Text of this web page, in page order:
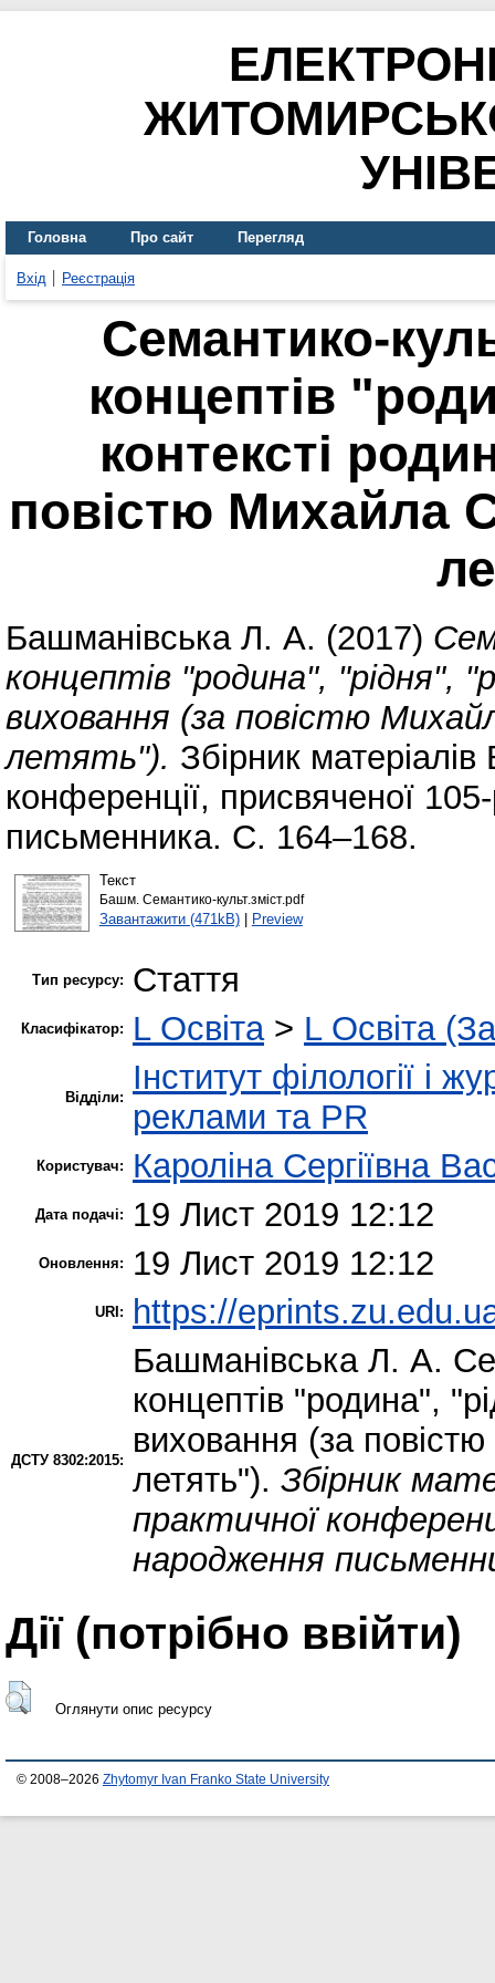
Головна Про сайт Перегляд
Вхід Реєстрація
Семантико-
концептів
контексті
повістю Михайла
Башманівська Л. А. (2017)
концептів "родина", "рідня",
виховання (за повістю
летять"). Збірник
конференції, присвяченої
письменника. С. 164–168.
Текст
Башм. Семантико-культ.зміст.pdf
Завантажити (471kB)| Preview
Тип ресурсу: Стаття
Класифікатор: L Освіта> L Освіта
Відділи:
Інститут філології і
реклами та PR
Користувач: Кароліна Сергіївна
Дата подачі: 19 Лист 2019 12:12
Оновлення: 19 Лист 2019 12:12
URI: https://
ДСТУ 8302:2015:
Башманівська Л. А.
концептів "родина",
виховання (за
летять"). Збірник
практичної
народження
Дії ​​(потрібно ввійти)
Оглянути опис ресурсу
© 2008–2026 Zhytomyr Ivan Franko State University